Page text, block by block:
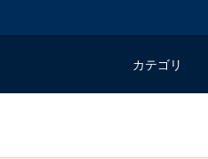
カテゴリ